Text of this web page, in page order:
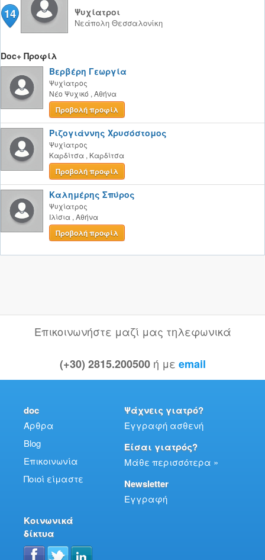
14 Ψυχίατροι
Νεάπολη Θεσσαλονίκη
Doc+ Προφίλ
Βερβέρη Γεωργία
Ψυχίατρος
Νέο Ψυχικό , Αθήνα
Προβολή προφίλ
Ριζογιάννης Χρυσόστομος
Ψυχίατρος
Καρδίτσα , Καρδίτσα
Προβολή προφίλ
Καλημέρης Σπύρος
Ψυχίατρος
Ιλίσια , Αθήνα
Προβολή προφίλ
Επικοινωνήστε μαζί μας τηλεφωνικά
(+30) 2815.200500 ή με email
doc
Άρθρα
Blog
Επικοινωνία
Ποιοί είμαστε
Ψάχνεις γιατρό?
Εγγραφή ασθενή
Είσαι γιατρός?
Μάθε περισσότερα »
Newsletter
Εγγραφή
Κοινωνικά
δίκτυα